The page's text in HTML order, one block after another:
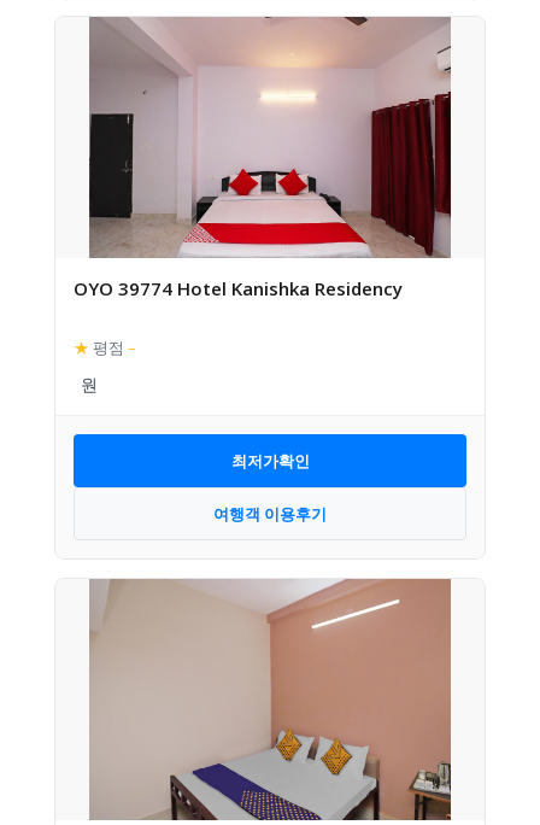
OYO 39774 Hotel Kanishka Residency
★ 평점 –
최저가확인
여행객 이용후기